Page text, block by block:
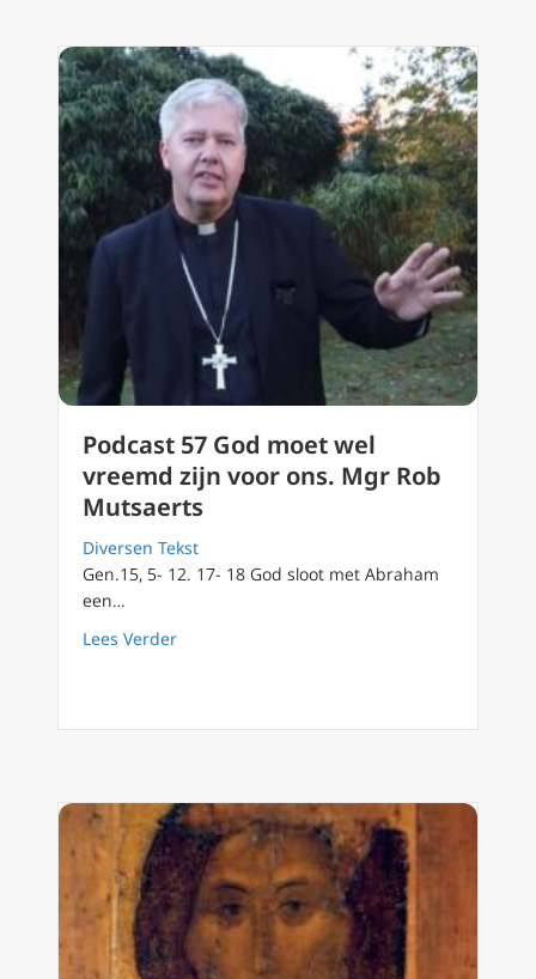
Podcast 57 God moet wel
vreemd zijn voor ons. Mgr Rob
Mutsaerts
Diversen Tekst
Gen.15, 5- 12. 17- 18 God sloot met Abraham
een…
Lees Verderabout Podcast 57 God moet wel vreemd